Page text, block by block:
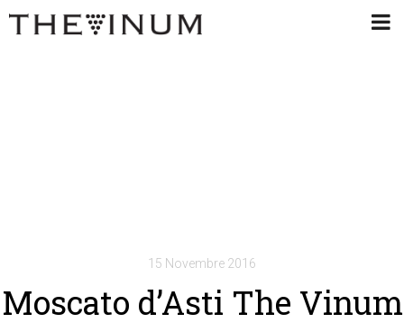
15 Novembre 2016
Moscato d’Asti The Vinum